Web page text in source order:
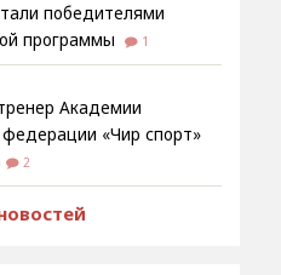
победителями
программы
1
Академии
«Чир спорт»
2